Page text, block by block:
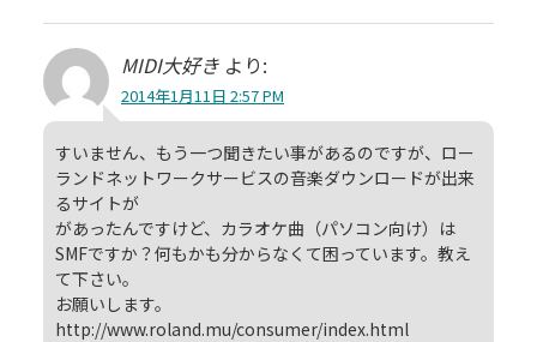
MIDI大好き より:
2014年1月11日 2:57 PM
すいません、もう一つ聞きたい事があるのですが、ロー
ランドネットワークサービスの音楽ダウンロードが出来
るサイトが
があったんですけど、カラオケ曲（パソコン向け）は
SMFですか？何もかも分からなくて困っています。教え
て下さい。
お願いします。
http://www.roland.mu/consumer/index.html